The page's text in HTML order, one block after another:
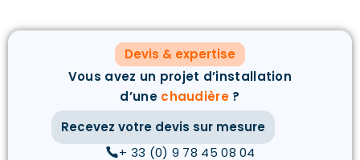
Devis & expertise
Vous avez un projet d’installation
d’une chaudière?
Recevez votre devis sur mesure
+ 33 (0) 9 78 45 08 04